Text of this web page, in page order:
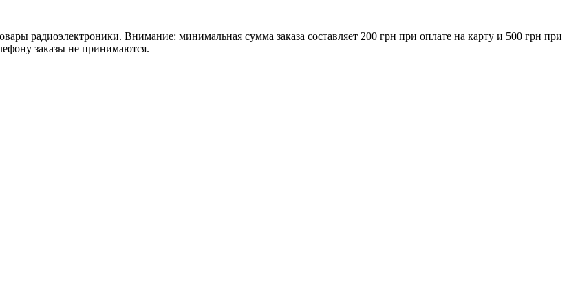
радиоэлектроники. Внимание: минимальная сумма заказа составляет 200 грн при оплате на карту и 500 грн при
заказы не принимаются.